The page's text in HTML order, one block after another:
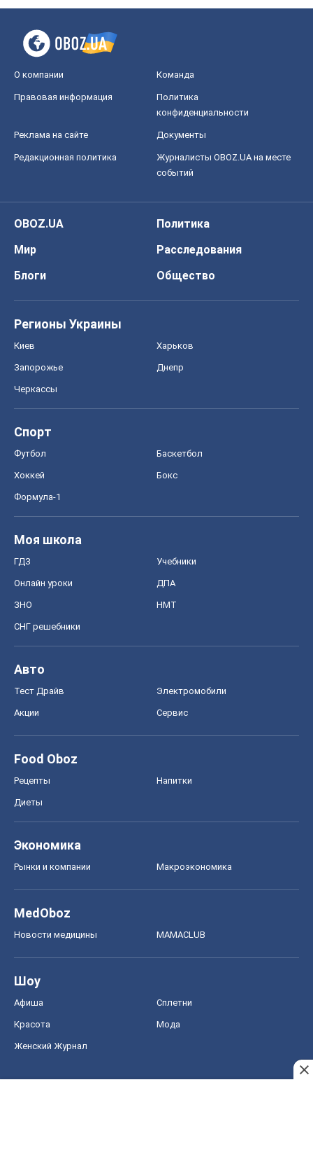
О компании Команда
Правовая информация
Политика
конфиденциальности
Реклама на сайте Документы
Редакционная политика
Журналисты OBOZ.UA на месте
событий
OBOZ.UA
Политика
Мир
Расследования
Блоги
Общество
Регионы Украины
Киев Харьков
Запорожье Днепр
Черкассы
Спорт
Футбол Баскетбол
Хоккей Бокс
Формула-1
Моя школа
ГДЗ Учебники
Онлайн уроки ДПА
ЗНО НМТ
СНГ решебники
Авто
Тест Драйв Электромобили
Акции Сервис
Food Oboz
Рецепты Напитки
Диеты
Экономика
Рынки и компании Mакроэкономика
MedOboz
Новости медицины MAMACLUB
Шоу
Афиша Сплетни
Красота Мода
Женский Журнал